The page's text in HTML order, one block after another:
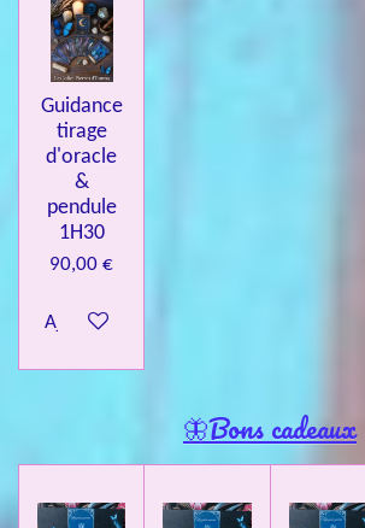
Guidance
tirage
d'oracle
&
pendule
1H30
90,00 €
Ajouter au panier
🦋Bons cadeaux